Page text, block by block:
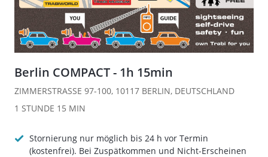
Berlin COMPACT - 1h 15min
ZIMMERSTRASSE 97-100, 10117 BERLIN, DEUTSCHLAND
1 STUNDE 15 MIN
Stornierung nur möglich bis 24 h vor Termin
(kostenfrei). Bei Zuspätkommen und Nicht-Erscheinen